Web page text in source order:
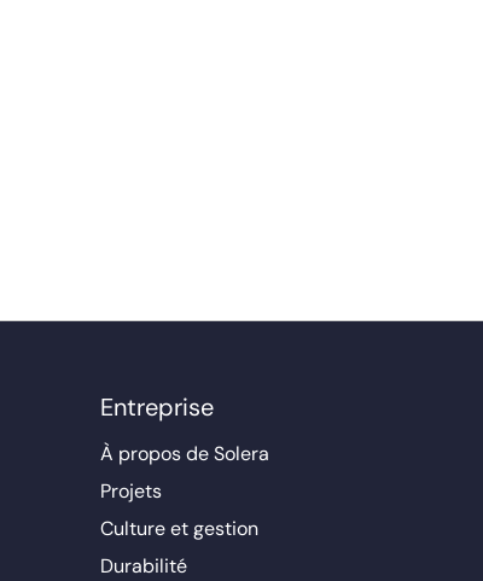
Entreprise
À propos de Solera
Projets
Culture et gestion
Durabilité